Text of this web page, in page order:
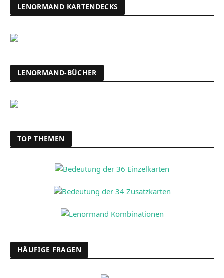
LENORMAND KARTENDECKS
LENORMAND-BÜCHER
TOP THEMEN
HÄUFIGE FRAGEN